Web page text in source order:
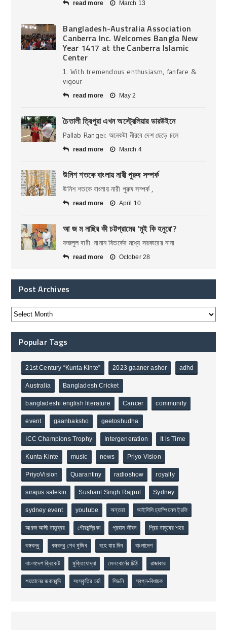
read more March 13
Bangladesh-Australia Association
Canberra Inc. Welcomes Bangla New
Year 1417 at the Canberra Islamic
Center
1. With tremendous enthusiasm, fanfare &
vigour
read more May 2
চৈতালী ত্রিপুরা এখন অস্ট্রেলিয়ার ডারউইনে
Pallab Rangei: অনেকটা নীরবে দেশ ছেড়ে চলে
read more March 4
উনিশ শতকে বাংলায় নারী পুরুষ সম্পর্ক
উনিশ শতকে বাংলায় নারী পুরুষ সম্পর্ক ,
read more April 10
আ জ ম নাছির কী চট্টগ্রামের ‘মুই কি হনুরে’?
ফজলুল বারী: নানান বিতর্কের মধ্যে সরকারের নানা
read more October 28
Post Archives
Popular Tags
21st Century “Kunta Kinte” 2023 gaaner ashor adhd
Australia Bangladesh Cricket
bangladeshi english literature Cancer community
event gaanbaksho geetoshudha
ICC Champions Trophy Intergeneration It is Time
Kunta Kinte music news Priyo Vision
PriyoVision Quarantiny radioshow royalty
sirajus salekin Sushant Singh Rajput Sydney
sydney event youtube অন্তরা আইসিসি চ্যাম্পিয়নস ট্রফি
আরজ আলী মাতুব্বর গৌরচন্দ্রিকা প্রবাস জীবন প্রিয় মানুষের শহর
বঙ্গবন্ধু বঙ্গবন্ধু শেখ মুজিব বহে যায় দিন বাংলাদেশ
বাংলাদেশ ক্রিকেট মুক্তিযোদ্ধা মেলবোর্নের চিঠি রাজাকার
শয়তানের জবানবন্দি সংস্কৃতির চর্চা সিডনি স্বপ্ন-বিধায়ক